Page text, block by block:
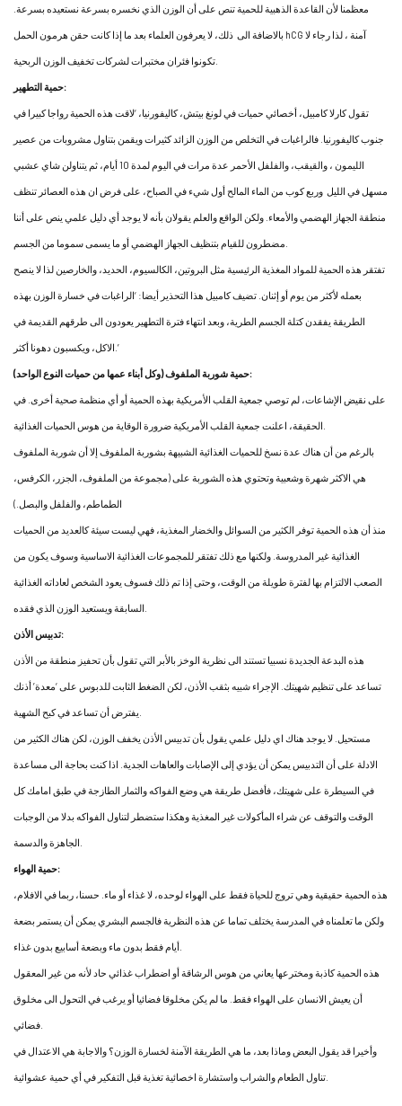
معظمنا لأن القاعدة الذهبية للحمية تنص على أن الوزن الذي نخسره بسرعة نستعيده بسرعة.
بالاضافة الى ذلك، لا يعرفون العلماء بعد ما إذا كانت حقن هرمون الحمل hCG آمنة ، لذا رجاء لا
حمية التطهير:
تقول كارلا كامبيل، أخصائي حميات في لونغ بيتش، كاليفورنيا، ‘لاقت هذه الحمية رواجا كبيرا في
جنوب كاليفورنيا. فالراغبات في التخلص من الوزن الزائد كثيرات ويقمن بتناول مشروبات من عصير
الليمون ، والقيقب، والفلفل الأحمر عدة مرات في اليوم لمدة 10 أيام، ثم يتناولن شاي عشبي
مسهل في الليل وربع كوب من الماء المالح أول شيء في الصباح، على فرض ان هذه العصائر تنظف
منطقة الجهاز الهضمي والأمعاء. ولكن الواقع والعلم يقولان بأنه لا يوجد أي دليل علمي ينص على أننا
تفتقر هذه الحمية للمواد المغذية الرئيسية مثل البروتين، الكالسيوم، الحديد، والخارصين لذا لا ينصح
بعمله لأكثر من يوم أو إثنان. تضيف كامبيل هذا التحذير أيضا: ‘الراغبات في خسارة الوزن بهذه
الطريقة يفقدن كتلة الجسم الطرية، وبعد انتهاء فترة التطهير يعودون الى طرقهم القديمة في
الاكل، ويكسبون دهونا أكثر.’
حمية شوربة الملفوف (وكل أبناء عمها من حميات النوع الواحد):
على نقيض الإشاعات، لم توصي جمعية القلب الأمريكية بهذه الحمية أو أي منظمة صحية أخرى. في
بالرغم من أن هناك عدة نسخ للحميات الغذائية الشبيهة بشوربة الملفوف إلا أن شوربة الملفوف
هي الاكثر شهرة وشعبية وتحتوي هذه الشوربة على (مجموعة من الملفوف، الجزر، الكرفس،
الطماطم، والفلفل والبصل.)
منذ أن هذه الحمية توفر الكثير من السوائل والخضار المغذية، فهي ليست سيئة كالعديد من الحميات
الغذائية غير المدروسة. ولكنها مع ذلك تفتقر للمجموعات الغذائية الاساسية وسوف يكون من
الصعب الالتزام بها لفترة طويلة من الوقت، وحتى إذا تم ذلك فسوف يعود الشخص لعاداته الغذائية
تدبيس الأذن:
هذه البدعة الجديدة نسبيا تستند الى نظرية الوخز بالأبر التي تقول بأن تحفيز منطقة من الأذن
تساعد على تنظيم شهيتك. الإجراء شبيه بثقب الأذن، لكن الضغط الثابت للدبوس على ‘معدة’ أذنك
مستحيل. لا يوجد هناك اي دليل علمي يقول بأن تدبيس الأذن يخفف الوزن، لكن هناك الكثير من
الادلة على أن التدبيس يمكن أن يؤدي إلى الإصابات والعاهات الجدية. اذا كنت بحاجة الى مساعدة
في السيطرة على شهيتك، فأفضل طريقة هي وضع الفواكه والثمار الطازجة في طبق امامك كل
الوقت والتوقف عن شراء المأكولات غير المغذية وهكذا ستضطر لتناول الفواكه بدلا من الوجبات
حمية الهواء:
هذه الحمية حقيقية وهي تروج للحياة فقط على الهواء لوحده، لا غذاء أو ماء. حسنا، ربما في الافلام،
ولكن ما تعلمناه في المدرسة يختلف تماما عن هذه النظرية فالجسم البشري يمكن أن يستمر بضعة
هذه الحمية كاذبة ومخترعها يعاني من هوس الرشاقة أو اضطراب غذائي حاد لأنه من غير المعقول
أن يعيش الانسان على الهواء فقط. ما لم يكن مخلوقا فضائيا أو يرغب في التحول الى مخلوق
وأخيرا قد يقول البعض وماذا بعد، ما هي الطريقة الآمنة لخسارة الوزن؟ والاجابة هي الاعتدال في